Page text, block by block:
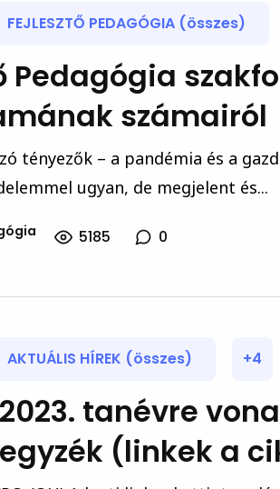
FEJLESZTŐ PEDAGÓGIA (összes)
Pedagógia
számairól
tényezők – a pandémia és a
ugyan, de megjelent és...
5185 0
AKTUÁLIS HÍREK (összes) +4
tanévre
(linkek a